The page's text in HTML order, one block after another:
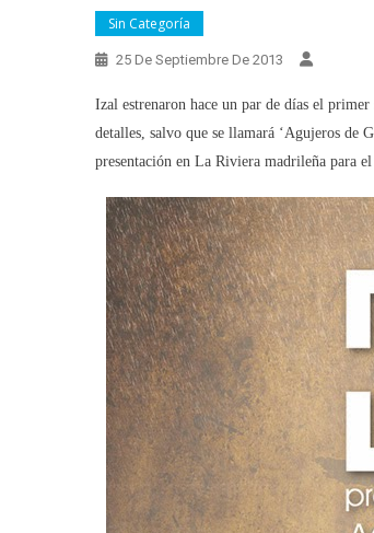
Sin Categoría
25 De Septiembre De 2013
Izal estrenaron hace un par de días el
detalles, salvo que se llamará ‘Agujeros de
presentación en La Riviera madrileña para